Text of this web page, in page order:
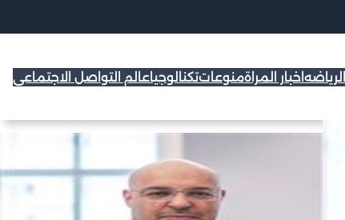
الرياضه اخبار المراةمنوعاتتكنالوجياعالم التواصل الاجتماعي